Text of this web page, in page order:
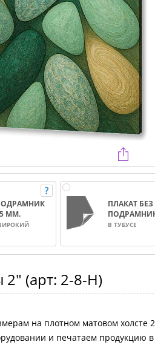
ММ.
ПЛАКАТ БЕЗ
В ТУБУСЕ
2" (арт: 2-8-H)
на плотном матовом холсте
и печатаем продукцию в